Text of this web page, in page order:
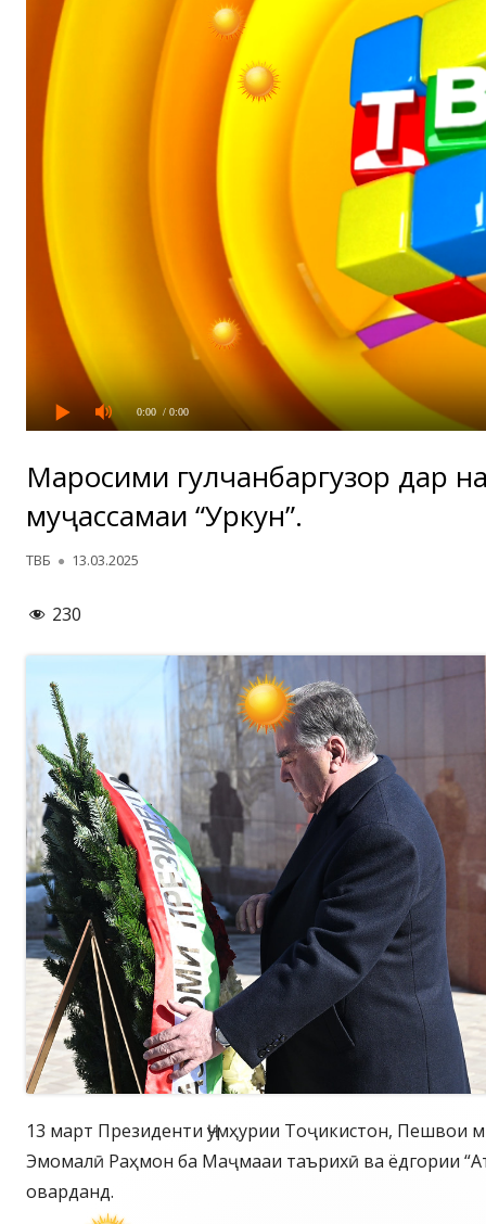
0:00 / 0:00
Маросими гулчанбаргузорӣ дар
муҷассамаи “Уркун”.
Автор
ТВБ Опубликовано
13.03.2025
230
13 март Президенти Ҷумҳурии Тоҷикистон, Пешвои
Эмомалӣ Раҳмон ба Маҷмааи таърихӣ ва ёдгории
оварданд.